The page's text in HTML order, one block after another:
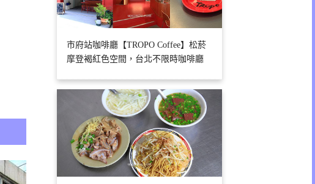
市府站咖啡廳【TROPO Coffee】松菸
摩登褐紅色空間，台北不限時咖啡廳